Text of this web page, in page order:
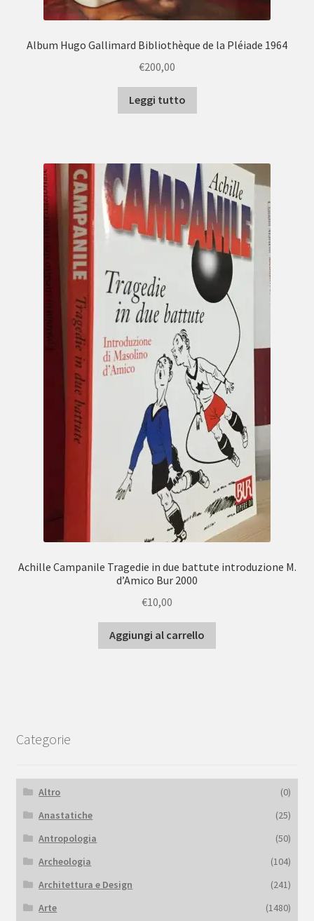
Album Hugo Gallimard Bibliothèque de la Pléiade 1964
€200,00
Leggi tutto
Achille Campanile Tragedie in due battute introduzione M.
d’Amico Bur 2000
€10,00
Aggiungi al carrello
Categorie
Altro
(0)
Anastatiche
(25)
Antropologia
(50)
Archeologia
(104)
Architettura e Design
(241)
Arte
(1480)